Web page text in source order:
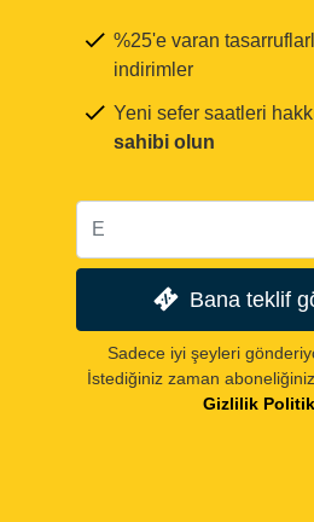
%25'e varan
indirimler
Yeni sefer saatleri
sahibi olun
Bana teklif
Sadece iyi şeyleri
İstediğiniz zaman
Gizlilik